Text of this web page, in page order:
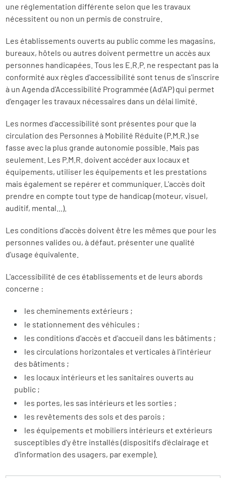
une réglementation différente selon que les travaux
nécessitent ou non un permis de construire.
Les établissements ouverts au public comme les magasins,
bureaux, hôtels ou autres doivent permettre un accès aux
personnes handicapées. Tous les E.R.P. ne respectant pas la
conformité aux règles d'accessibilité sont tenus de s'inscrire
à un Agenda d'Accessibilité Programmée (Ad'AP) qui permet
d'engager les travaux nécessaires dans un délai limité.
Les normes d'accessibilité sont présentes pour que la
circulation des Personnes à Mobilité Réduite (P.M.R.) se
fasse avec la plus grande autonomie possible. Mais pas
seulement. Les P.M.R. doivent accéder aux locaux et
équipements, utiliser les équipements et les prestations
mais également se repérer et communiquer. L'accès doit
prendre en compte tout type de handicap (moteur, visuel,
auditif, mental...).
Les conditions d'accès doivent être les mêmes que pour les
personnes valides ou, à défaut, présenter une qualité
d'usage équivalente.
L'accessibilité de ces établissements et de leurs abords
concerne :
les cheminements extérieurs ;
le stationnement des véhicules ;
les conditions d'accès et d'accueil dans les bâtiments ;
les circulations horizontales et verticales à l'intérieur
des bâtiments ;
les locaux intérieurs et les sanitaires ouverts au
public ;
les portes, les sas intérieurs et les sorties ;
les revêtements des sols et des parois ;
les équipements et mobiliers intérieurs et extérieurs
susceptibles d'y être installés (dispositifs d'éclairage et
d'information des usagers, par exemple).